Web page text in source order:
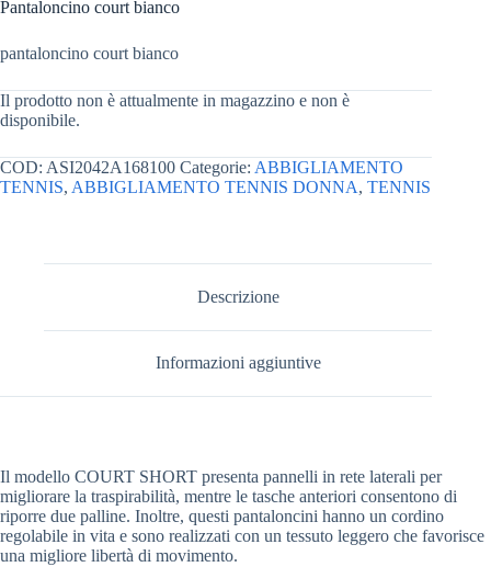
Pantaloncino court bianco
pantaloncino court bianco
Il prodotto non è attualmente in magazzino e non è
disponibile.
COD: ASI2042A168100 Categorie: ABBIGLIAMENTO
TENNIS, ABBIGLIAMENTO TENNIS DONNA, TENNIS
Descrizione
Informazioni aggiuntive
Il modello COURT SHORT presenta pannelli in rete laterali per
migliorare la traspirabilità, mentre le tasche anteriori consentono di
riporre due palline. Inoltre, questi pantaloncini hanno un cordino
regolabile in vita e sono realizzati con un tessuto leggero che favorisce
una migliore libertà di movimento.